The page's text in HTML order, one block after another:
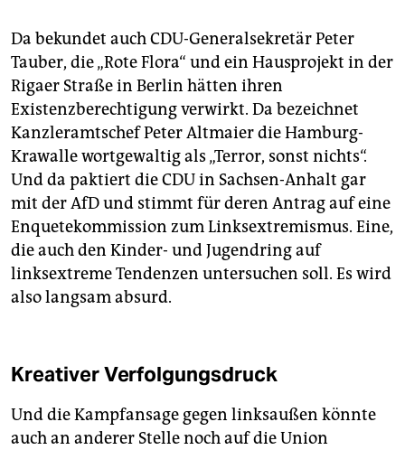
Da bekundet auch CDU-Generalsekretär Peter
Tauber, die „Rote Flora“ und ein Hausprojekt in der
Rigaer Straße in Berlin hätten ihren
Existenzberechtigung verwirkt. Da bezeichnet
Kanzleramtschef Peter Altmaier die Hamburg-
Krawalle wortgewaltig als „Terror, sonst nichts“.
Und da paktiert die CDU in Sachsen-Anhalt gar
mit der AfD und stimmt für deren Antrag auf eine
Enquetekommission zum Linksextremismus. Eine,
die auch den Kinder- und Jugendring auf
linksextreme Tendenzen untersuchen soll. Es wird
also langsam absurd.
Kreativer Verfolgungsdruck
Und die Kampfansage gegen linksaußen könnte
auch an anderer Stelle noch auf die Union